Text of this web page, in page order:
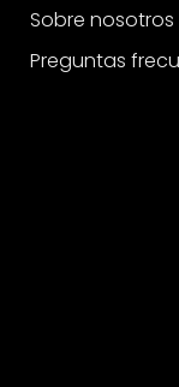
Sobre nosotros
Preguntas